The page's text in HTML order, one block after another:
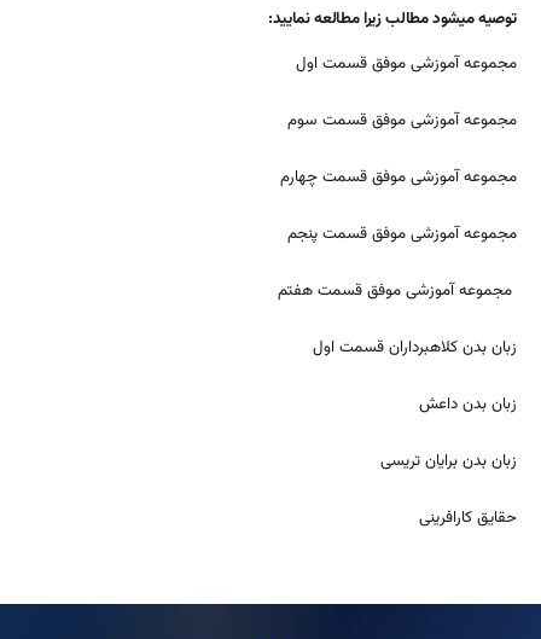
توصیه میشود مطالب زیرا مطالعه نمایید:
مجموعه آموزشی موفق قسمت اول
مجموعه آموزشی موفق قسمت سوم
مجموعه آموزشی موفق قسمت چهارم
مجموعه آموزشی موفق قسمت پنجم
مجموعه آموزشی موفق قسمت هفتم
زبان بدن کلاهبرداران قسمت اول
زبان بدن داعش
زبان بدن برایان تریسی
حقایق کارافرینی